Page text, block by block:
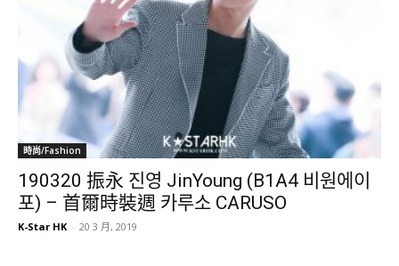
時尚/Fashion
190320 振永 진영 JinYoung (B1A4 비원에이
포) – 首爾時裝週 카루소 CARUSO
K-Star HK - 20 3 月, 2019